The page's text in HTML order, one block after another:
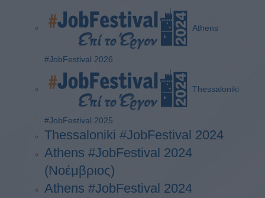
Athens
#JobFestival 2026
Thessaloniki
#JobFestival 2025
Thessaloniki #JobFestival 2024
Athens #JobFestival 2024
(Νοέμβριος)
Athens #JobFestival 2024